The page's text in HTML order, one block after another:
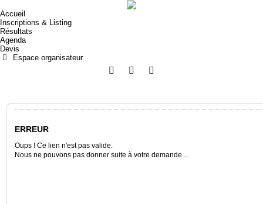
Accueil
Inscriptions & Listing
Résultats
Agenda
Devis
Espace organisateur
ERREUR
Oups ! Ce lien n'est pas valide.
Nous ne pouvons pas donner suite à votre demande ...